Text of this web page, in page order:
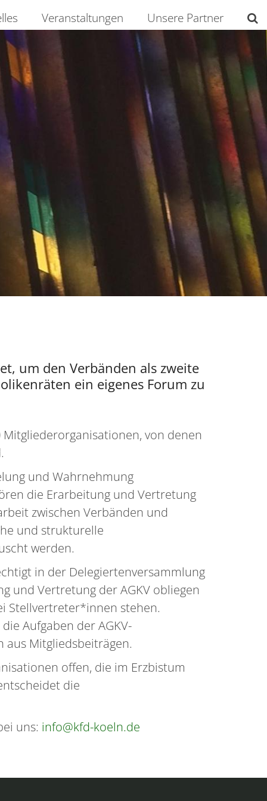
Veranstaltungen Unsere Partner
um den Verbänden als zweite
ein eigenes Forum zu
von denen
und Wahrnehmung
die Erarbeitung und Vertretung
zwischen Verbänden und
und strukturelle
werden.
in der Delegiertenversammlung
und Vertretung der AGKV obliegen
Stellvertreter*innen stehen.
Aufgaben der AGKV-
aus Mitgliedsbeiträgen.
offen, die im Erzbistum
die
uns: info@kfd-koeln.de